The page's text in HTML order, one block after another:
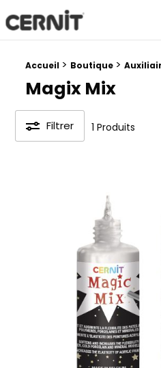
Cernit Une qualité haut de
Fil d'Ariane :
Accueil > Boutique >
Magix Mix
Filtrer 1 Produits